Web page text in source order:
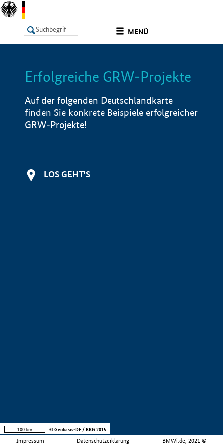
MENÜ
LISTE Info
Erfolgreiche GRW-Projekte
Auf der folgenden Deutschlandkarte
finden Sie konkrete Beispiele erfolgreicher
GRW-Projekte!
LOS GEHT'S
Impressum Datenschutzerklärung BMWi.de, 2021 ©
100 km © Geobasis-DE / BKG 2015